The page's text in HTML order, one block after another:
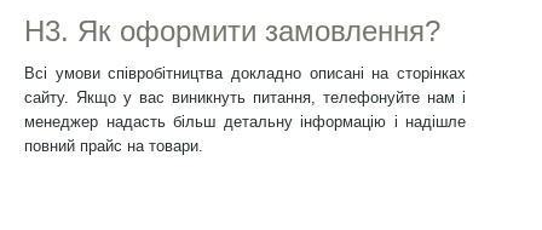
H3. Як оформити замовлення?
Всі умови співробітництва докладно описані на сторінках
сайту. Якщо у вас виникнуть питання, телефонуйте нам і
менеджер надасть більш детальну інформацію і надішле
повний прайс на товари.